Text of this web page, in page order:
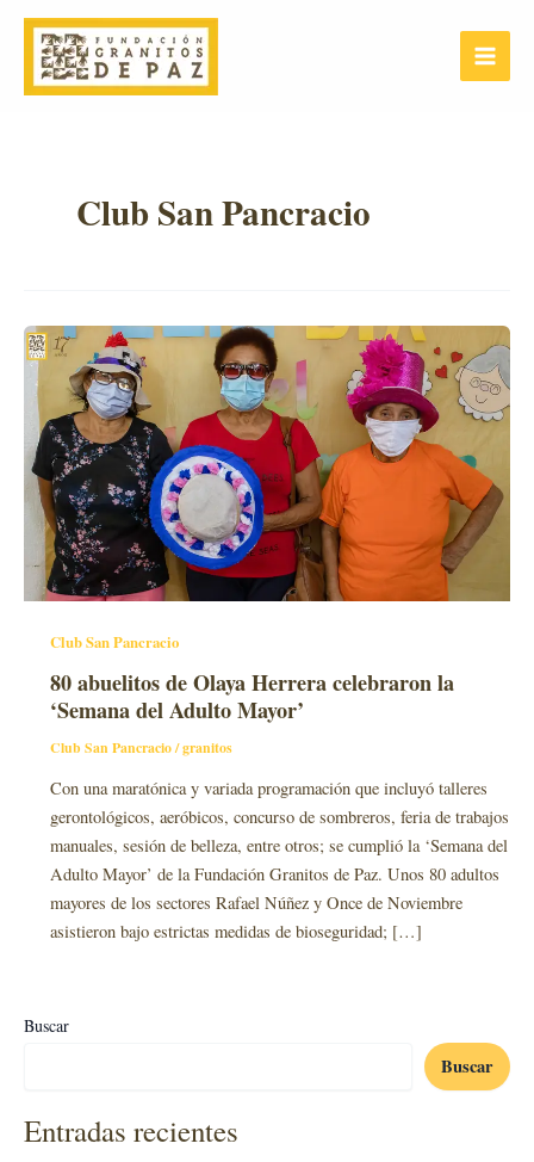
contenido
Main
Menu
Club San Pancracio
Club San Pancracio
80 abuelitos de Olaya Herrera celebraron la
‘Semana del Adulto Mayor’
Club San Pancracio/granitos
Con una maratónica y variada programación que incluyó talleres
gerontológicos, aeróbicos, concurso de sombreros, feria de trabajos
manuales, sesión de belleza, entre otros; se cumplió la ‘Semana del
Adulto Mayor’ de la Fundación Granitos de Paz. Unos 80 adultos
mayores de los sectores Rafael Núñez y Once de Noviembre
asistieron bajo estrictas medidas de bioseguridad; […]
Buscar
Buscar
Entradas recientes